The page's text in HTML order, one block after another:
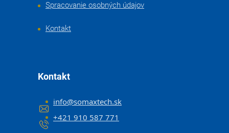
Spracovanie osobných údajov
Kontakt
Kontakt
info@somaxtech.sk
+421 910 587 771